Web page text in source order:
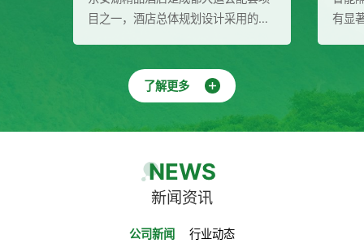
总体规划设计采用的是
布局，充分结合场地
有显著的作用和优势。它能够高效地
分离污水中的油脂和杂质，实现污水
并保护环境。同时，该设备还具有广
泛的应用领域和多重效益，为废水处
理行业带来了新的发展机遇。
了解更多
NEWS
新闻资讯
公司新闻 行业动态